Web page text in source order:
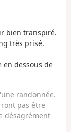
bien transpiré.
très prisé.
en dessous de
randonnée.
pas être
désagrément